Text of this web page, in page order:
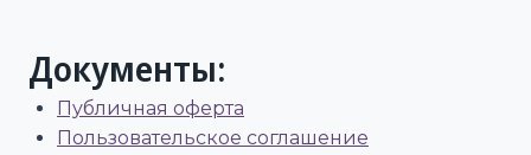
Документы:
Публичная оферта
Пользовательское соглашение